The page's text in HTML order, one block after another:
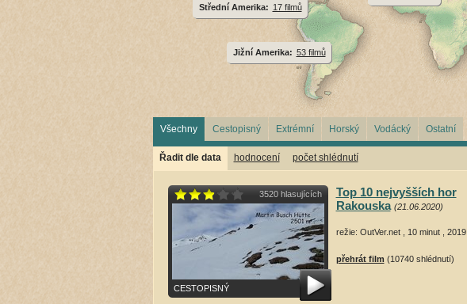
Jižní Amerika: 53 filmů
Střední Amerika: 17 filmů
Všechny Cestopisný Extrémní Horský Vodácký Ostatní
Řadit dle data hodnocení počet shlédnutí
3520 hlasujících
CESTOPISNÝ
Top 10 nejvyšších hor
Rakouska (21.06.2020)
režie: OutVer.net , 10 minut , 2019
přehrát film (10740 shlédnutí)